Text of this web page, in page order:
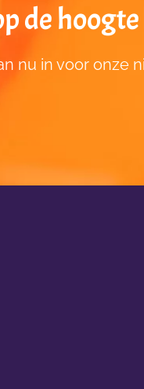
de
nu in voor onze